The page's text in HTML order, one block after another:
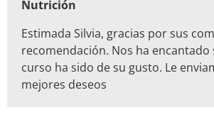
Nutrición
Estimada Silvia, gracias por sus
recomendación. Nos ha encantado
curso ha sido de su gusto. Le
mejores deseos